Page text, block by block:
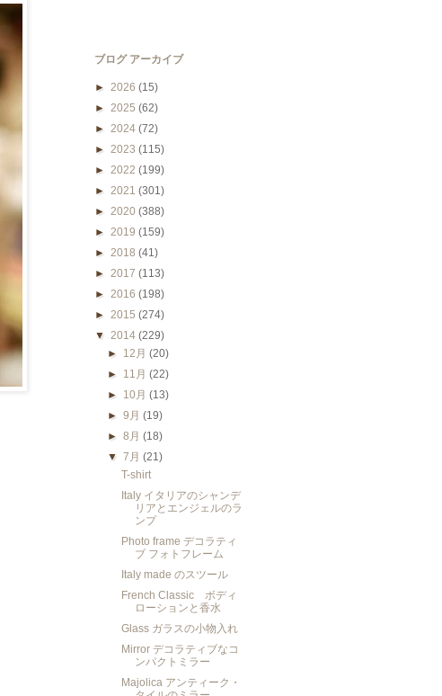
ブログ アーカイブ
► 2026 (15)
► 2025 (62)
► 2024 (72)
► 2023 (115)
► 2022 (199)
► 2021 (301)
► 2020 (388)
► 2019 (159)
► 2018 (41)
► 2017 (113)
► 2016 (198)
► 2015 (274)
▼ 2014 (229)
► 12月(20)
► 11月(22)
► 10月(13)
►9月(19)
►8月(18)
▼7月(21)
T-shirt
Italy イタリアのシャンデ
リアとエンジェルのラ
ンプ
Photo frame デコラティ
ブ フォトフレーム
Italy made のスツール
French Classic ボディ
ローションと香水
Glass ガラスの小物入れ
Mirror デコラティブなコ
ンパクトミラー
Majolica アンティーク・